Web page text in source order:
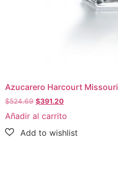
Azucarero Harcourt Missouri
$524.69 $391.20
Añadir al carrito